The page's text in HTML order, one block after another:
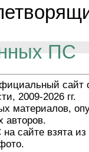
ПС
сайт
2009-2026 гг.
материалов,
авторов.
сайте взята из